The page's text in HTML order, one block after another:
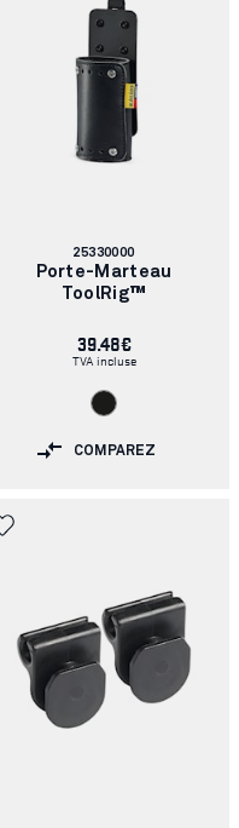
Numéro
d'article:
25330000
Porte-Marteau
ToolRig™
39.48€
TVA incluse
COMPAREZ